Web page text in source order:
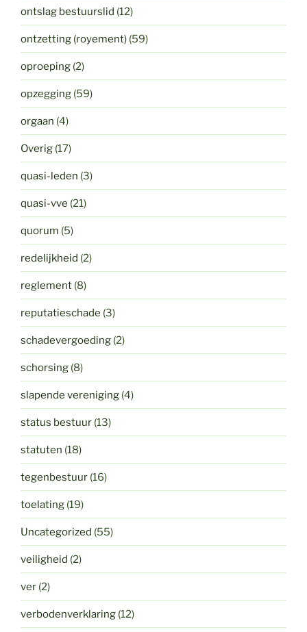
ontslag bestuurslid (12)
ontzetting (royement) (59)
oproeping (2)
opzegging (59)
orgaan (4)
Overig (17)
quasi-leden (3)
quasi-vve (21)
quorum (5)
redelijkheid (2)
reglement (8)
reputatieschade (3)
schadevergoeding (2)
schorsing (8)
slapende vereniging (4)
status bestuur (13)
statuten (18)
tegenbestuur (16)
toelating (19)
Uncategorized (55)
veiligheid (2)
ver (2)
verbodenverklaring (12)